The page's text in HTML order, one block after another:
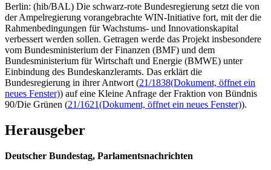
Berlin: (hib/BAL) Die schwarz-rote Bundesregierung setzt die von
der Ampelregierung vorangebrachte WIN-Initiative fort, mit der die
Rahmenbedingungen für Wachstums- und Innovationskapital
verbessert werden sollen. Getragen werde das Projekt insbesondere
vom Bundesministerium der Finanzen (BMF) und dem
Bundesministerium für Wirtschaft und Energie (BMWE) unter
Einbindung des Bundeskanzleramts. Das erklärt die
Bundesregierung in ihrer Antwort (21/1838(Dokument, öffnet ein
neues Fenster)) auf eine Kleine Anfrage der Fraktion von Bündnis
90/Die Grünen (21/1621(Dokument, öffnet ein neues Fenster)).
Herausgeber
Deutscher Bundestag, Parlamentsnachrichten